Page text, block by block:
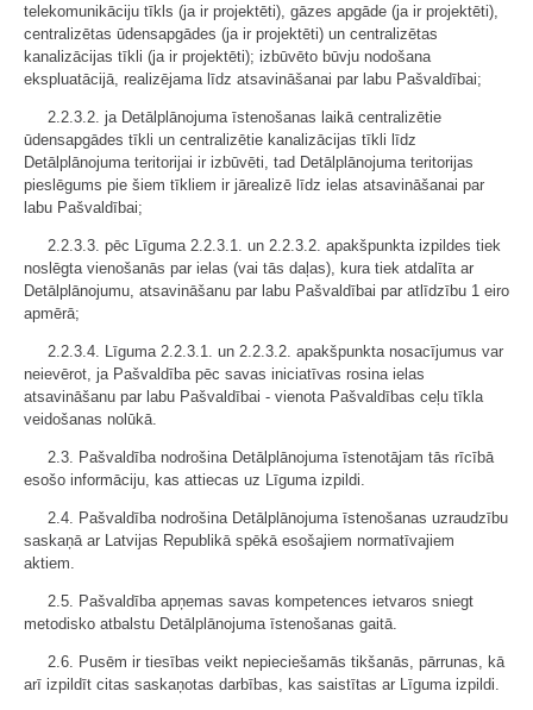
telekomunikāciju tīkls (ja ir projektēti), gāzes apgāde (ja ir projektēti),
centralizētas ūdensapgādes (ja ir projektēti) un centralizētas
kanalizācijas tīkli (ja ir projektēti); izbūvēto būvju nodošana
ekspluatācijā, realizējama līdz atsavināšanai par labu Pašvaldībai;
2.2.3.2. ja Detālplānojuma īstenošanas laikā centralizētie
ūdensapgādes tīkli un centralizētie kanalizācijas tīkli līdz
Detālplānojuma teritorijai ir izbūvēti, tad Detālplānojuma teritorijas
pieslēgums pie šiem tīkliem ir jārealizē līdz ielas atsavināšanai par
labu Pašvaldībai;
2.2.3.3. pēc Līguma 2.2.3.1. un 2.2.3.2. apakšpunkta izpildes tiek
noslēgta vienošanās par ielas (vai tās daļas), kura tiek atdalīta ar
Detālplānojumu, atsavināšanu par labu Pašvaldībai par atlīdzību 1 eiro
apmērā;
2.2.3.4. Līguma 2.2.3.1. un 2.2.3.2. apakšpunkta nosacījumus var
neievērot, ja Pašvaldība pēc savas iniciatīvas rosina ielas
atsavināšanu par labu Pašvaldībai - vienota Pašvaldības ceļu tīkla
veidošanas nolūkā.
2.3. Pašvaldība nodrošina Detālplānojuma īstenotājam tās rīcībā
esošo informāciju, kas attiecas uz Līguma izpildi.
2.4. Pašvaldība nodrošina Detālplānojuma īstenošanas uzraudzību
saskaņā ar Latvijas Republikā spēkā esošajiem normatīvajiem
aktiem.
2.5. Pašvaldība apņemas savas kompetences ietvaros sniegt
metodisko atbalstu Detālplānojuma īstenošanas gaitā.
2.6. Pusēm ir tiesības veikt nepieciešamās tikšanās, pārrunas, kā
arī izpildīt citas saskaņotas darbības, kas saistītas ar Līguma izpildi.